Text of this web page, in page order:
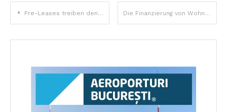
Beitragsnavigation
Pre-Leases treiben den Büroimmobilienmarkt in Bukarest an: Zeichen der Erholung, aber auch der Nachfrageverschiebung Die Finanzierung von Wohnbauprojekten spiegelt die Reife des Marktes wider